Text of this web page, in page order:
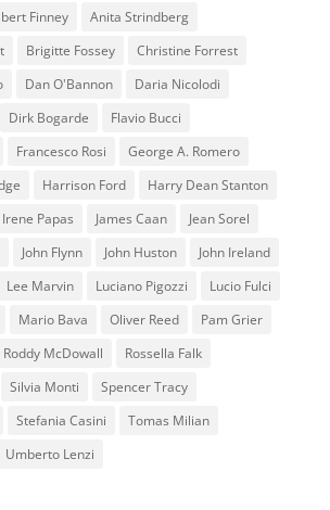
Finney
Anita Strindberg
Brigitte Fossey
Christine Forrest
Dan O'Bannon
Daria Nicolodi
Dirk Bogarde
Flavio Bucci
Francesco Rosi
George A. Romero
Harrison Ford
Harry Dean Stanton
Irene Papas James Caan
Jean Sorel
John Flynn John Huston
John Ireland
Lee Marvin Luciano Pigozzi
Lucio Fulci
Mario Bava Oliver Reed
Pam Grier
Roddy McDowall
Rossella Falk
Silvia Monti
Spencer Tracy
Stefania Casini
Tomas Milian
Umberto Lenzi